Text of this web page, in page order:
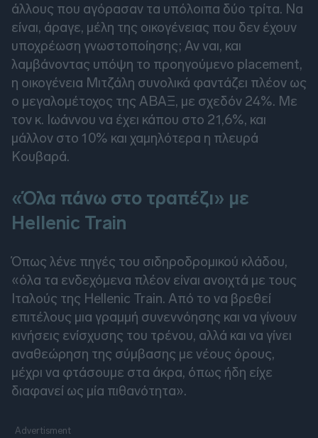
άλλους που αγόρασαν τα υπόλοιπα δύο τρίτα. Να
είναι, άραγε, μέλη της οικογένειας που δεν έχουν
υποχρέωση γνωστοποίησης; Αν ναι, και
λαμβάνοντας υπόψη το προηγούμενο placement,
η οικογένεια Μιτζάλη συνολικά φαντάζει πλέον ως
ο μεγαλομέτοχος της ΑΒΑΞ, με σχεδόν 24%. Με
τον κ. Ιωάννου να έχει κάπου στο 21,6%, και
μάλλον στο 10% και χαμηλότερα η πλευρά
Κουβαρά.
«Όλα πάνω στο τραπέζι» με
Hellenic Train
Όπως λένε πηγές του σιδηροδρομικού κλάδου,
«όλα τα ενδεχόμενα πλέον είναι ανοιχτά με τους
Ιταλούς της Hellenic Train. Από το να βρεθεί
επιτέλους μια γραμμή συνεννόησης και να γίνουν
κινήσεις ενίσχυσης του τρένου, αλλά και να γίνει
αναθεώρηση της σύμβασης με νέους όρους,
μέχρι να φτάσουμε στα άκρα, όπως ήδη είχε
διαφανεί ως μία πιθανότητα».